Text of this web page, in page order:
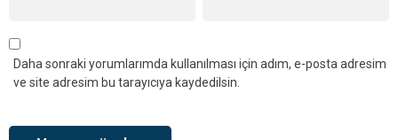
Daha sonraki yorumlarımda kullanılması için adım, e-posta adresim
ve site adresim bu tarayıcıya kaydedilsin.